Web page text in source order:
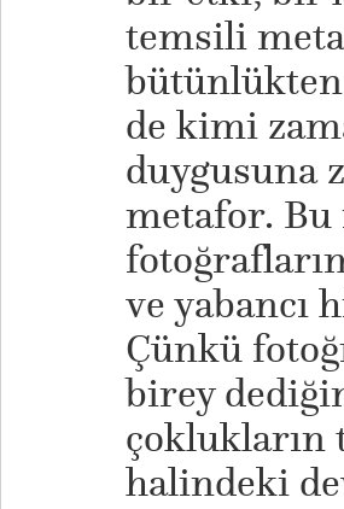
temsili
de kimi
duygusuna
metafor.
ve yabancı
Çünkü
birey
çoklukların
halindeki